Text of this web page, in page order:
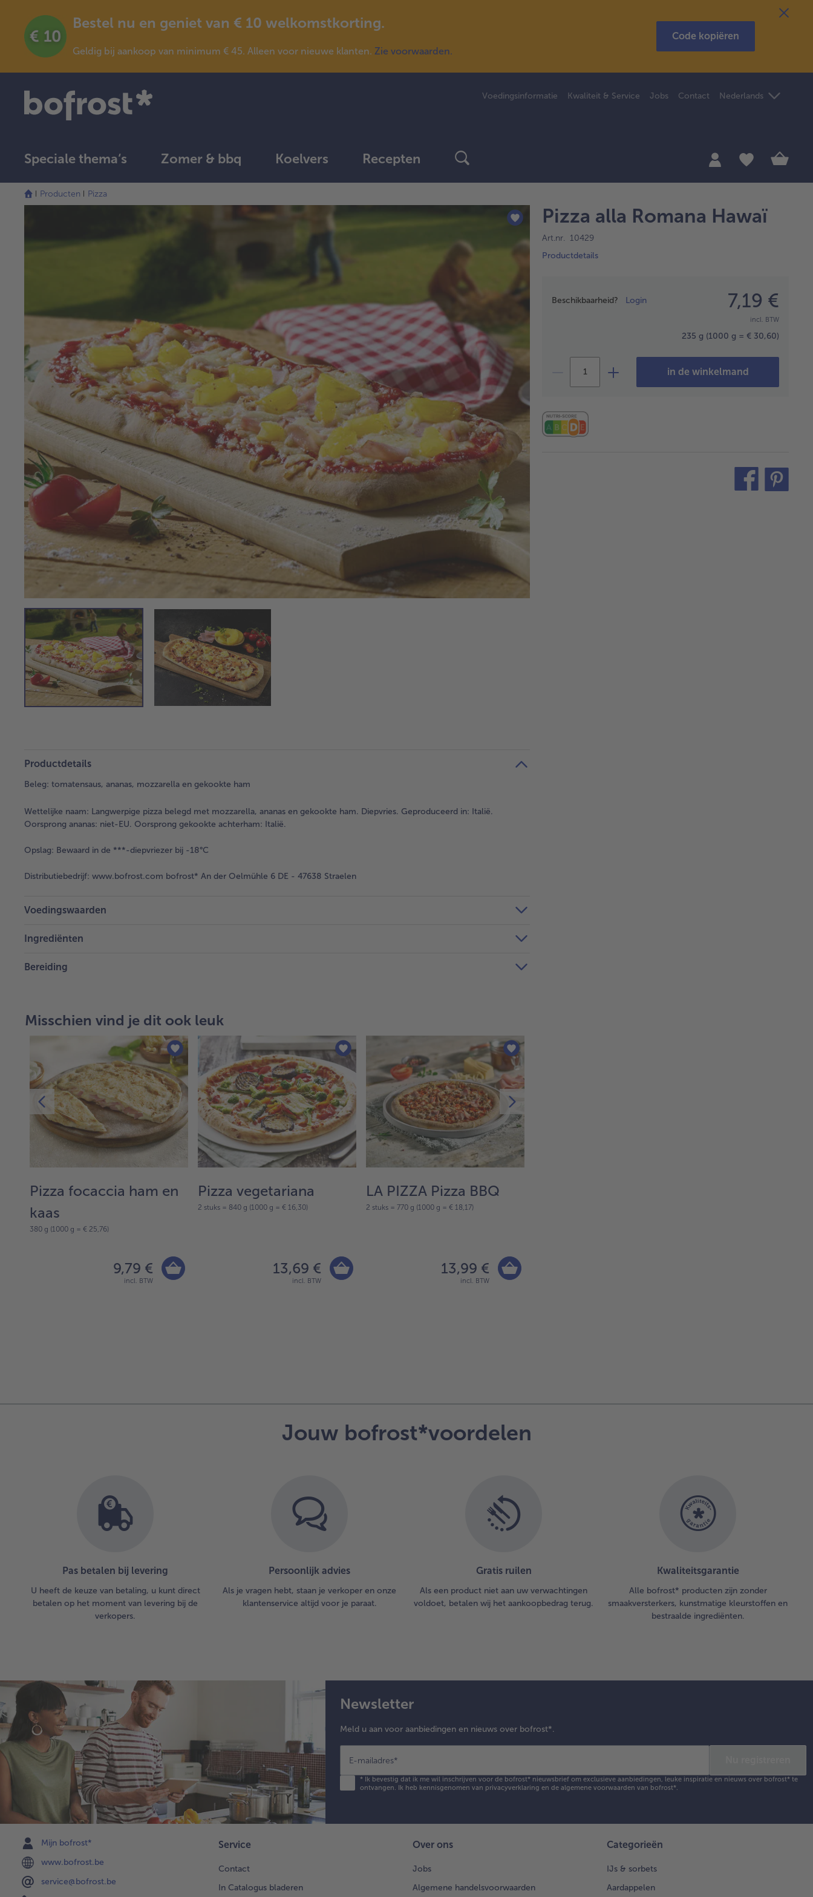
Bestel nu en geniet van € 10 welkomstkorting.
Geldig bij aankoop van minimum € 45. Alleen voor nieuwe klanten. Zie voorwaarden.
Code kopiëren
Voedingsinformatie Kwaliteit & Service Jobs Contact Nederlands
Speciale thema‘s Zomer & bbq Koelvers Recepten
Producten Pizza
Pizza alla Romana Hawaï
Art.nr. 10429
Productdetails
Beschikbaarheid? Login 7,19 €
incl. BTW
235 g (1000 g = € 30,60)
in de winkelmand
teilen
Productdetails
Beleg: tomatensaus, ananas, mozzarella en gekookte ham
Wettelijke naam: Langwerpige pizza belegd met mozzarella, ananas en gekookte ham. Diepvries. Geproduceerd in: Italië.
Oorsprong ananas: niet-EU. Oorsprong gekookte achterham: Italië.
Opslag: Bewaard in de ***-diepvriezer bij -18°C
Distributiebedrijf: www.bofrost.com bofrost* An der Oelmühle 6 DE - 47638 Straelen
Voedingswaarden
Ingrediënten
Bereiding
Misschien vind je dit ook leuk
Pizza focaccia ham en
kaas
380 g (1000 g = € 25,76)
9,79 €
incl. BTW
Pizza vegetariana
2 stuks = 840 g (1000 g = € 16,30)
13,69 €
incl. BTW
LA PIZZA Pizza BBQ
2 stuks = 770 g (1000 g = € 18,17)
13,99 €
incl. BTW
Jouw bofrost*voordelen
Pas betalen bij levering
U heeft de keuze van betaling, u kunt direct
betalen op het moment van levering bij de
verkopers.
Persoonlijk advies
Als je vragen hebt, staan je verkoper en onze
klantenservice altijd voor je paraat.
Gratis ruilen
Als een product niet aan uw verwachtingen
voldoet, betalen wij het aankoopbedrag terug.
Kwaliteitsgarantie
Alle bofrost* producten zijn zonder
smaakversterkers, kunstmatige kleurstoffen en
bestraalde ingrediënten.
Newsletter
Meld u aan voor aanbiedingen en nieuws over bofrost*.
E-mailadres*
*Ik bevestig dat ik me wil inschrijven voor de bofrost* nieuwsbrief om exclusieve aanbiedingen, leuke inspiratie en nieuws over bofrost* te
ontvangen. Ik heb kennisgenomen van privacyverklaring en de algemene voorwaarden van bofrost*.
Mijn bofrost*
www.bofrost.be
service@bofrost.be
Service
Contact
In Catalogus bladeren
Over ons
Jobs
Algemene handelsvoorwaarden
Categorieën
IJs & sorbets
Aardappelen